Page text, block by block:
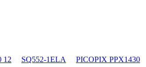
12 SQ552-1ELA PICOPIX PPX1430